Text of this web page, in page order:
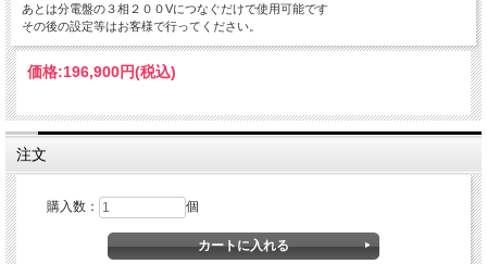
あとは分電盤の３相２００Vにつなぐだけで使用可能です
その後の設定等はお客様で行ってください。
価格:196,900円(税込)
注文
購入数： 個